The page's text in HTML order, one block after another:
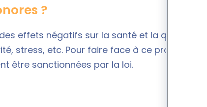
?
effets négatifs sur la santé et la qualité de
stress, etc. Pour faire face à ce problème les
être sanctionnées par la loi.